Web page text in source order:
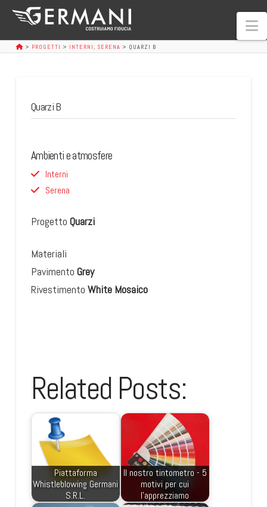
> PROGETTI > INTERNI , SERENA > QUARZI B
Quarzi B
Ambienti e atmosfere
Interni
Serena
Progetto Quarzi
Materiali
Pavimento Grey
Rivestimento White Mosaico
Related Posts:
Piattaforma
Whistleblowing Germani
S.R.L.
Il nostro tintometro - 5
motivi per cui
l'apprezziamo